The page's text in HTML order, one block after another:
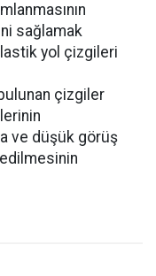
sağlamak
yol çizgileri
çizgiler
ve düşük görüş